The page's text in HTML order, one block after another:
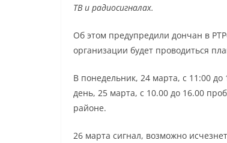
ТВ и радиосигналах.
Об этом предупредили дончан в
организации будет проводиться
В понедельник, 24 марта, с 11:00
день, 25 марта, с 10.00 до 16.00
районе.
26 марта сигнал, возможно